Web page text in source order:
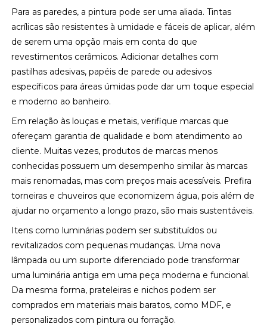
Para as paredes, a pintura pode ser uma aliada. Tintas
acrílicas são resistentes à umidade e fáceis de aplicar, além
de serem uma opção mais em conta do que
revestimentos cerâmicos. Adicionar detalhes com
pastilhas adesivas, papéis de parede ou adesivos
específicos para áreas úmidas pode dar um toque especial
e moderno ao banheiro.
Em relação às louças e metais, verifique marcas que
ofereçam garantia de qualidade e bom atendimento ao
cliente. Muitas vezes, produtos de marcas menos
conhecidas possuem um desempenho similar às marcas
mais renomadas, mas com preços mais acessíveis. Prefira
torneiras e chuveiros que economizem água, pois além de
ajudar no orçamento a longo prazo, são mais sustentáveis.
Itens como luminárias podem ser substituídos ou
revitalizados com pequenas mudanças. Uma nova
lâmpada ou um suporte diferenciado pode transformar
uma luminária antiga em uma peça moderna e funcional.
Da mesma forma, prateleiras e nichos podem ser
comprados em materiais mais baratos, como MDF, e
personalizados com pintura ou forração.